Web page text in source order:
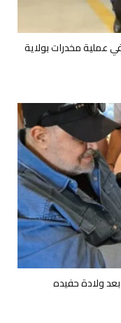
عملية مخدرات بولاية
ولادة حفيده